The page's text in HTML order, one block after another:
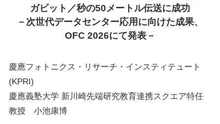
ガビット／秒の50メートル伝送に成功
－次世代データセンター応用に向けた成果、
OFC 2026にて発表－
慶應フォトニクス・リサーチ・インスティテュート
(KPRI)
慶應義塾大学 新川崎先端研究教育連携スクエア特任
教授 小池康博